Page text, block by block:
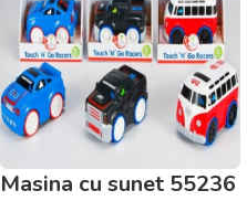
Masina cu sunet 55236